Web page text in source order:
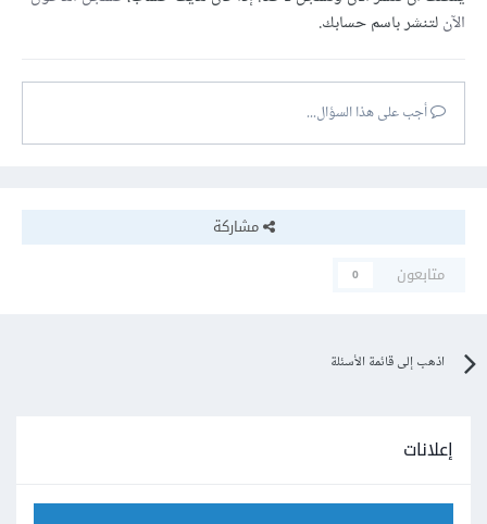
الآنلتنشر باسم حسابك.
أجب على هذا السؤال...
مشاركة
متابعون
0
اذهب إلى قائمة الأسئلة
إعلانات